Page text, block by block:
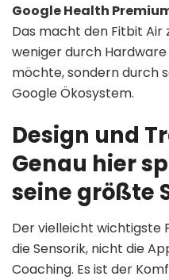
Google Health
Das macht den Fitbit Air
weniger durch
möchte, sondern durch
Google Ökosystem.
Design und
Genau hier
seine größte
Der vielleicht wichtigste
die Sensorik, nicht die
Coaching. Es ist der